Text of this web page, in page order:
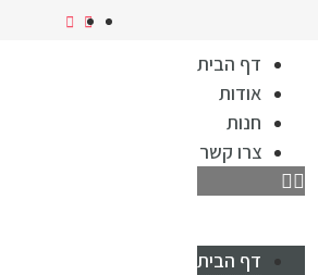
דף הבית
אודות
חנות
צרו קשר
דף הבית